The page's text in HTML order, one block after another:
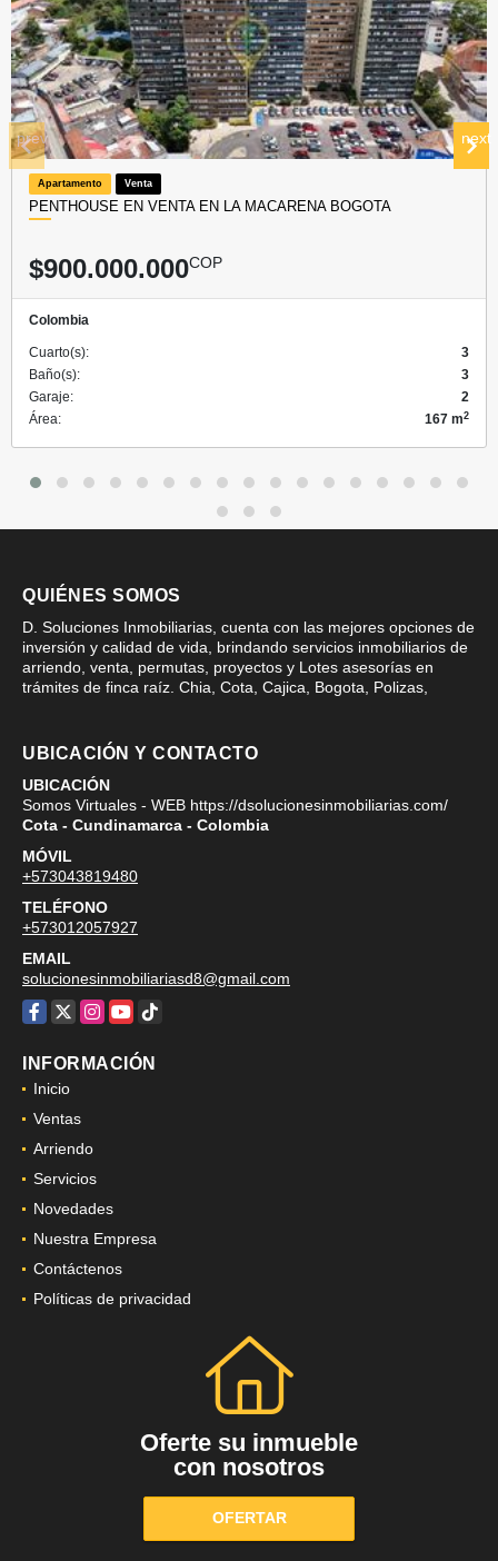
Apartamento Venta
PENTHOUSE EN VENTA EN LA MACARENA BOGOTA
$900.000.000COP
Colombia
Cuarto(s):
3
Baño(s):
3
Garaje:
2
Área:
167 m2
prev next
QUIÉNES SOMOS
D. Soluciones Inmobiliarias, cuenta con las mejores opciones de
inversión y calidad de vida, brindando servicios inmobiliarios de
arriendo, venta, permutas, proyectos y Lotes asesorías en
trámites de finca raíz. Chia, Cota, Cajica, Bogota, Polizas,
UBICACIÓN Y CONTACTO
UBICACIÓN
Somos Virtuales - WEB https://dsolucionesinmobiliarias.com/
Cota - Cundinamarca - Colombia
MÓVIL
+573043819480
TELÉFONO
+573012057927
EMAIL
solucionesinmobiliariasd8@gmail.com
Facebook
X Instagram
YouTube
TikTok
INFORMACIÓN
Inicio
Ventas
Arriendo
Servicios
Novedades
Nuestra Empresa
Contáctenos
Políticas de privacidad
Oferte su inmueble
con nosotros
OFERTAR